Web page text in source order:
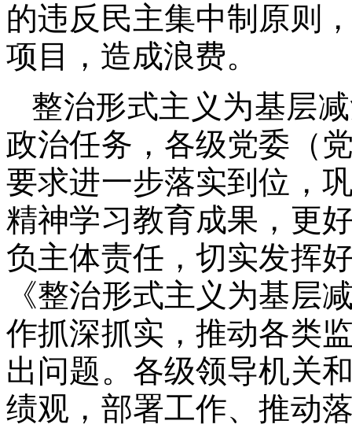
的违反民主集中制原则
项目，造成浪费。
整治形式主义为基层
政治任务，各级党委（
要求进一步落实到位，
精神学习教育成果，更
负主体责任，切实发挥
《整治形式主义为基层
作抓深抓实，推动各类
出问题。各级领导机关
绩观，部署工作、推动